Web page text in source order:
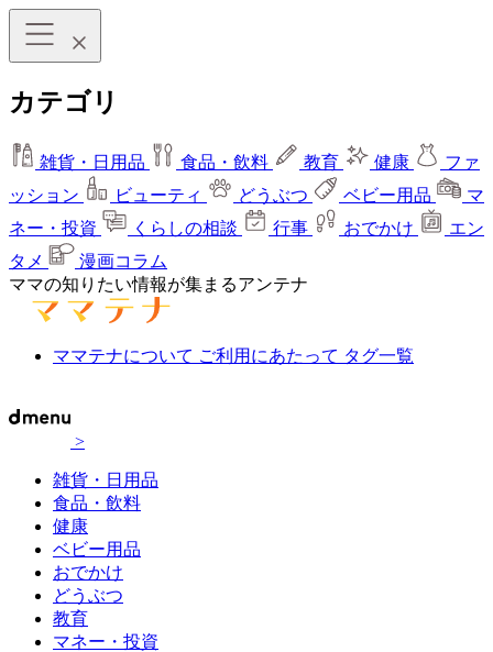
カテゴリ
雑貨・日用品 食品・飲料 教育 健康
ファ
ッション
ビューティ どうぶつ ベビー用品
マ
ネー・投資
くらしの相談 行事 おでかけ
エン
タメ
漫画コラム
ママの知りたい情報が集まるアンテナ
ママテナについて ご利用にあたって タグ一覧
>
雑貨・日用品
食品・飲料
健康
ベビー用品
おでかけ
どうぶつ
教育
マネー・投資